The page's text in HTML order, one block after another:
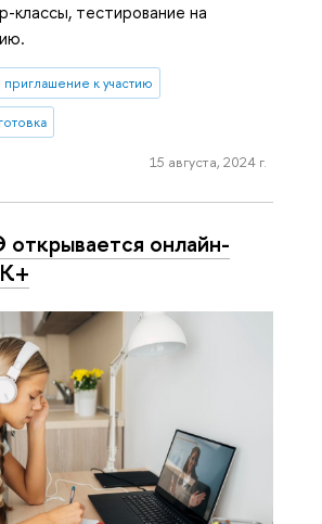
классы, тестирование на
приглашение к участию
15 августа, 2024 г.
онлайн-